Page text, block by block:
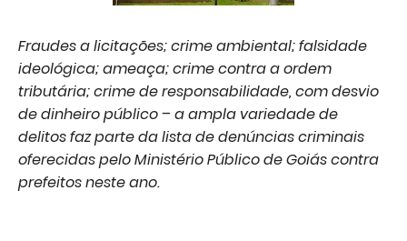
Fraudes a licitações; crime ambiental; falsidade
ideológica; ameaça; crime contra a ordem
tributária; crime de responsabilidade, com desvio
de dinheiro público – a ampla variedade de
delitos faz parte da lista de denúncias criminais
oferecidas pelo Ministério Público de Goiás contra
prefeitos neste ano.